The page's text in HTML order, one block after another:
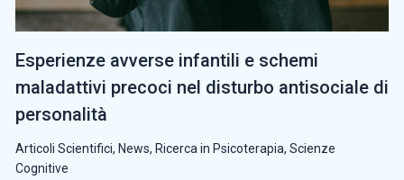
Esperienze avverse infantili e schemi
maladattivi precoci nel disturbo antisociale di
personalità
Articoli Scientifici, News, Ricerca in Psicoterapia, Scienze
Cognitive